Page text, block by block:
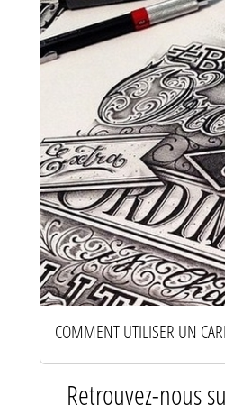
Retrouvez-nous